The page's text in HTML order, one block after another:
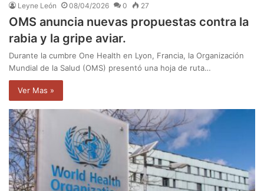
Leyne León 08/04/2026 0 27
OMS anuncia nuevas propuestas contra la
rabia y la gripe aviar.
Durante la cumbre One Health en Lyon, Francia, la Organización
Mundial de la Salud (OMS) presentó una hoja de ruta…
Ver Mas »